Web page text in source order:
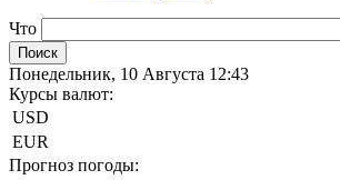
Что
Понедельник, 10 Августа 12:43
Курсы валют:
USD
EUR
Прогноз погоды: